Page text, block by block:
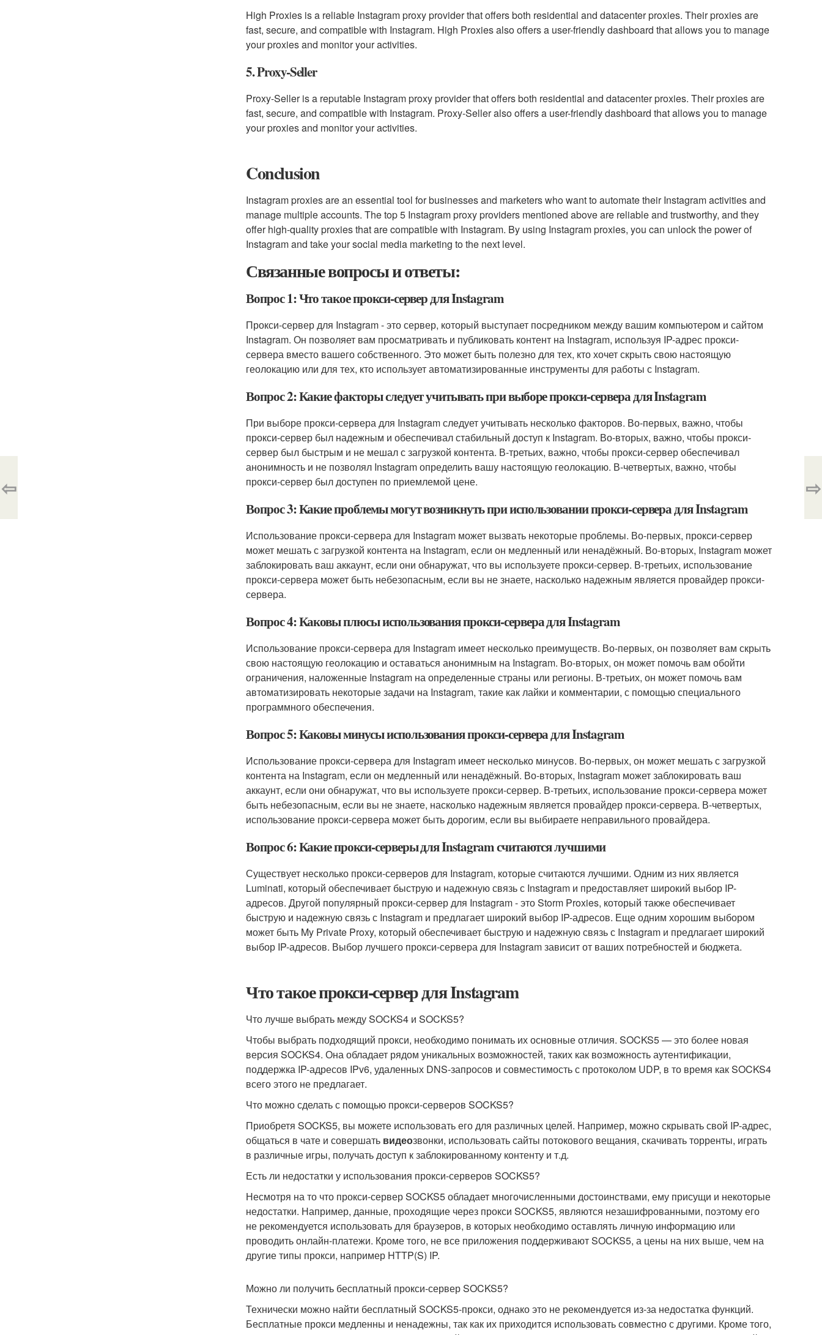
High Proxies is a reliable Instagram proxy provider that offers both residential and datacenter proxies. Their proxies are
fast, secure, and compatible with Instagram. High Proxies also offers a user-friendly dashboard that allows you to manage
your proxies and monitor your activities.
5. Proxy-Seller
Proxy-Seller is a reputable Instagram proxy provider that offers both residential and datacenter proxies. Their proxies are
fast, secure, and compatible with Instagram. Proxy-Seller also offers a user-friendly dashboard that allows you to manage
your proxies and monitor your activities.
Conclusion
Instagram proxies are an essential tool for businesses and marketers who want to automate their Instagram activities and
manage multiple accounts. The top 5 Instagram proxy providers mentioned above are reliable and trustworthy, and they
offer high-quality proxies that are compatible with Instagram. By using Instagram proxies, you can unlock the power of
Instagram and take your social media marketing to the next level.
Связанные вопросы и ответы:
Вопрос 1: Что такое прокси-сервер для Instagram
Прокси-сервер для Instagram - это сервер, который выступает посредником между вашим компьютером и сайтом
Instagram. Он позволяет вам просматривать и публиковать контент на Instagram, используя IP-адрес прокси-
сервера вместо вашего собственного. Это может быть полезно для тех, кто хочет скрыть свою настоящую
геолокацию или для тех, кто использует автоматизированные инструменты для работы с Instagram.
Вопрос 2: Какие факторы следует учитывать при выборе прокси-сервера для Instagram
При выборе прокси-сервера для Instagram следует учитывать несколько факторов. Во-первых, важно, чтобы
прокси-сервер был надежным и обеспечивал стабильный доступ к Instagram. Во-вторых, важно, чтобы прокси-
сервер был быстрым и не мешал с загрузкой контента. В-третьих, важно, чтобы прокси-сервер обеспечивал
анонимность и не позволял Instagram определить вашу настоящую геолокацию. В-четвертых, важно, чтобы
прокси-сервер был доступен по приемлемой цене.
Вопрос 3: Какие проблемы могут возникнуть при использовании прокси-сервера для Instagram
Использование прокси-сервера для Instagram может вызвать некоторые проблемы. Во-первых, прокси-сервер
может мешать с загрузкой контента на Instagram, если он медленный или ненадёжный. Во-вторых, Instagram может
заблокировать ваш аккаунт, если они обнаружат, что вы используете прокси-сервер. В-третьих, использование
прокси-сервера может быть небезопасным, если вы не знаете, насколько надежным является провайдер прокси-
сервера.
Вопрос 4: Каковы плюсы использования прокси-сервера для Instagram
Использование прокси-сервера для Instagram имеет несколько преимуществ. Во-первых, он позволяет вам скрыть
свою настоящую геолокацию и оставаться анонимным на Instagram. Во-вторых, он может помочь вам обойти
ограничения, наложенные Instagram на определенные страны или регионы. В-третьих, он может помочь вам
автоматизировать некоторые задачи на Instagram, такие как лайки и комментарии, с помощью специального
программного обеспечения.
Вопрос 5: Каковы минусы использования прокси-сервера для Instagram
Использование прокси-сервера для Instagram имеет несколько минусов. Во-первых, он может мешать с загрузкой
контента на Instagram, если он медленный или ненадёжный. Во-вторых, Instagram может заблокировать ваш
аккаунт, если они обнаружат, что вы используете прокси-сервер. В-третьих, использование прокси-сервера может
быть небезопасным, если вы не знаете, насколько надежным является провайдер прокси-сервера. В-четвертых,
использование прокси-сервера может быть дорогим, если вы выбираете неправильного провайдера.
Вопрос 6: Какие прокси-серверы для Instagram считаются лучшими
Существует несколько прокси-серверов для Instagram, которые считаются лучшими. Одним из них является
Luminati, который обеспечивает быструю и надежную связь с Instagram и предоставляет широкий выбор IP-
адресов. Другой популярный прокси-сервер для Instagram - это Storm Proxies, который также обеспечивает
быструю и надежную связь с Instagram и предлагает широкий выбор IP-адресов. Еще одним хорошим выбором
может быть My Private Proxy, который обеспечивает быструю и надежную связь с Instagram и предлагает широкий
выбор IP-адресов. Выбор лучшего прокси-сервера для Instagram зависит от ваших потребностей и бюджета.
Что такое прокси-сервер для Instagram
Что лучше выбрать между SOCKS4 и SOCKS5?
Чтобы выбрать подходящий прокси, необходимо понимать их основные отличия. SOCKS5 — это более новая
версия SOCKS4. Она обладает рядом уникальных возможностей, таких как возможность аутентификации,
поддержка IP-адресов IPv6, удаленных DNS-запросов и совместимость с протоколом UDP, в то время как SOCKS4
всего этого не предлагает.
Что можно сделать с помощью прокси-серверов SOCKS5?
Приобретя SOCKS5, вы можете использовать его для различных целей. Например, можно скрывать свой IP-адрес,
общаться в чате и совершать видеозвонки, использовать сайты потокового вещания, скачивать торренты, играть
в различные игры, получать доступ к заблокированному контенту и т.д.
Есть ли недостатки у использования прокси-серверов SOCKS5?
Несмотря на то что прокси-сервер SOCKS5 обладает многочисленными достоинствами, ему присущи и некоторые
недостатки. Например, данные, проходящие через прокси SOCKS5, являются незашифрованными, поэтому его
не рекомендуется использовать для браузеров, в которых необходимо оставлять личную информацию или
проводить онлайн-платежи. Кроме того, не все приложения поддерживают SOCKS5, а цены на них выше, чем на
другие типы прокси, например HTTP(S) IP.
Можно ли получить бесплатный прокси-сервер SOCKS5?
Технически можно найти бесплатный SOCKS5-прокси, однако это не рекомендуется из-за недостатка функций.
Бесплатные прокси медленны и ненадежны, так как их приходится использовать совместно с другими. Кроме того,
⇦ ⇨